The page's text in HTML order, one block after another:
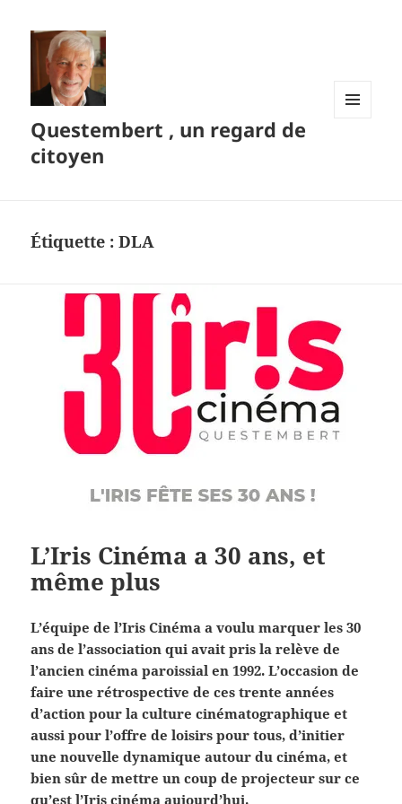
Questembert , un regard de
citoyen
Étiquette :DLA
L’Iris Cinéma a 30 ans, et
même plus
L’équipe de l’Iris Cinéma a voulu marquer les 30
ans de l’association qui avait pris la relève de
l’ancien cinéma paroissial en 1992. L’occasion de
faire une rétrospective de ces trente années
d’action pour la culture cinématographique et
aussi pour l’offre de loisirs pour tous, d’initier
une nouvelle dynamique autour du cinéma, et
bien sûr de mettre un coup de projecteur sur ce
qu’est l’Iris cinéma aujourd’hui.